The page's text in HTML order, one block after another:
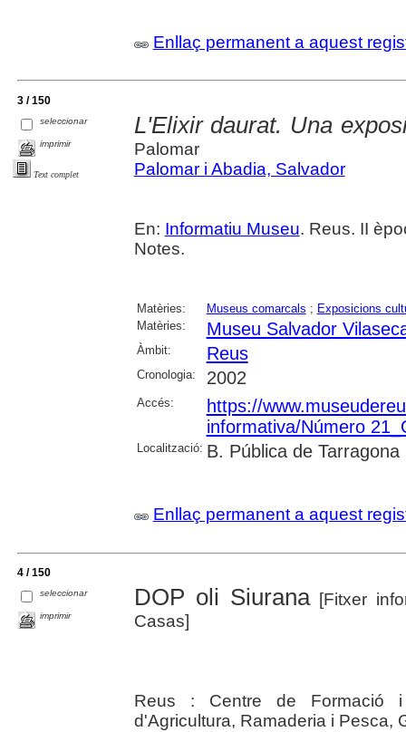
Enllaç permanent a aquest
3 / 150
seleccionar
imprimir
Text complet
L'Elixir daurat. Una
Palomar
Palomar i Abadia, Salvador
En: Informatiu Museu. Reus. II
Notes.
Matèries: Museus comarcals ; Exposicions
Matèries:
Museu Salvador
Àmbit: Reus
Cronologia: 2002
Accés:
https://
informativa/Número
Localització: B. Pública de Tarragona
Enllaç permanent a aquest
4 / 150
seleccionar
imprimir
DOP oli Siurana[Fitxer
Casas]
Reus : Centre de Formació i
d'Agricultura, Ramaderia i Pesca,